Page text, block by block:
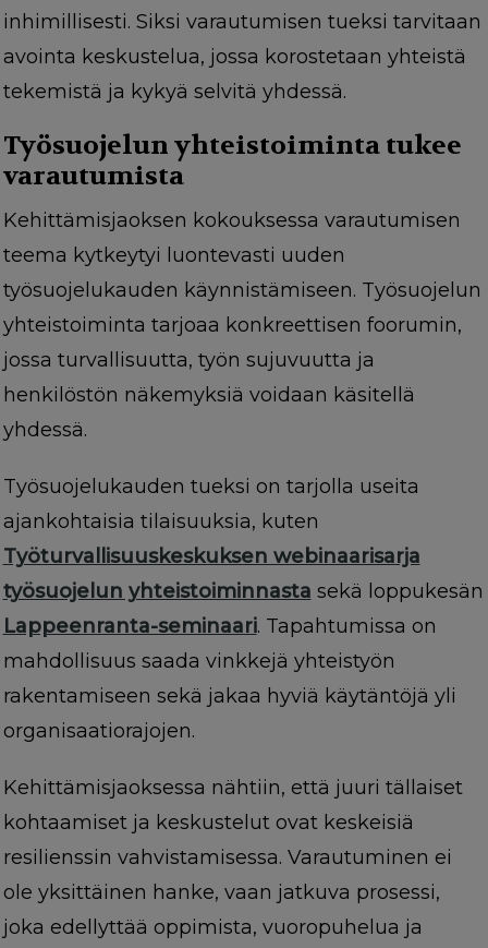
inhimillisesti. Siksi varautumisen tueksi tarvitaan
avointa keskustelua, jossa korostetaan yhteistä
tekemistä ja kykyä selvitä yhdessä.
Työsuojelun yhteistoiminta tukee
varautumista
Kehittämisjaoksen kokouksessa varautumisen
teema kytkeytyi luontevasti uuden
työsuojelukauden käynnistämiseen. Työsuojelun
yhteistoiminta tarjoaa konkreettisen foorumin,
jossa turvallisuutta, työn sujuvuutta ja
henkilöstön näkemyksiä voidaan käsitellä
yhdessä.
Työsuojelukauden tueksi on tarjolla useita
ajankohtaisia tilaisuuksia, kuten
Työturvallisuuskeskuksen webinaarisarja
työsuojelun yhteistoiminnasta sekä loppukesän
Lappeenranta-seminaari. Tapahtumissa on
mahdollisuus saada vinkkejä yhteistyön
rakentamiseen sekä jakaa hyviä käytäntöjä yli
organisaatiorajojen.
Kehittämisjaoksessa nähtiin, että juuri tällaiset
kohtaamiset ja keskustelut ovat keskeisiä
resilienssin vahvistamisessa. Varautuminen ei
ole yksittäinen hanke, vaan jatkuva prosessi,
joka edellyttää oppimista, vuoropuhelua ja